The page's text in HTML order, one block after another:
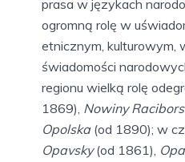
prasa w językach
ogromną rolę w
etnicznym, kulturowym,
świadomości
regionu wielką rolę
1869), Nowiny
Opolska (od 1890); w
Opavsky(od 1861),